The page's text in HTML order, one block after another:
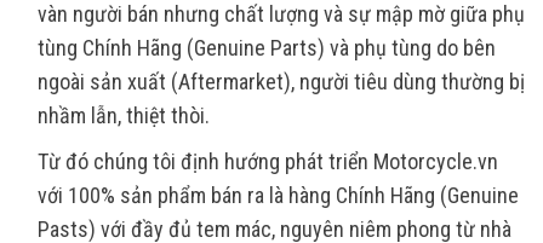
vàn người bán nhưng chất lượng và sự mập mờ giữa phụ
tùng Chính Hãng (Genuine Parts) và phụ tùng do bên
ngoài sản xuất (Aftermarket), người tiêu dùng thường bị
nhầm lẫn, thiệt thòi.
Từ đó chúng tôi định hướng phát triển Motorcycle.vn
với 100% sản phẩm bán ra là hàng Chính Hãng (Genuine
Pasts) với đầy đủ tem mác, nguyên niêm phong từ nhà